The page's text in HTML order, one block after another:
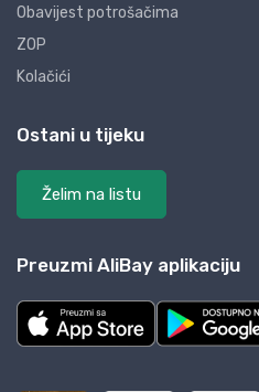
Obavijest potrošačima
ZOP
Kolačići
Ostani u tijeku
Želim na listu
Preuzmi AliBay aplikaciju